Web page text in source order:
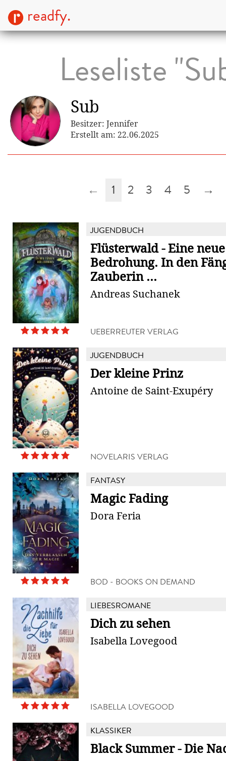
readfy.
Leseliste
Sub
Besitzer: Jennifer
Erstellt am: 22.06.2025
← 1 2 3 4 5 →
JUGENDBUCH
Flüsterwald - Eine neue
Bedrohung. In den
Zauberin ...
Andreas Suchanek
UEBERREUTER VERLAG
JUGENDBUCH
Der kleine Prinz
Antoine de Saint-Exupéry
NOVELARIS VERLAG
FANTASY
Magic Fading
Dora Feria
BOD - BOOKS ON DEMAND
LIEBESROMANE
Dich zu sehen
Isabella Lovegood
ISABELLA LOVEGOOD
KLASSIKER
Black Summer - Die